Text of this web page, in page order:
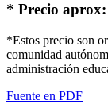
* Precio
*Estos precio son
comunidad
administración
Fuente en PDF